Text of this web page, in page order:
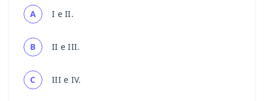
A I e II.
B II e III.
C III e IV.